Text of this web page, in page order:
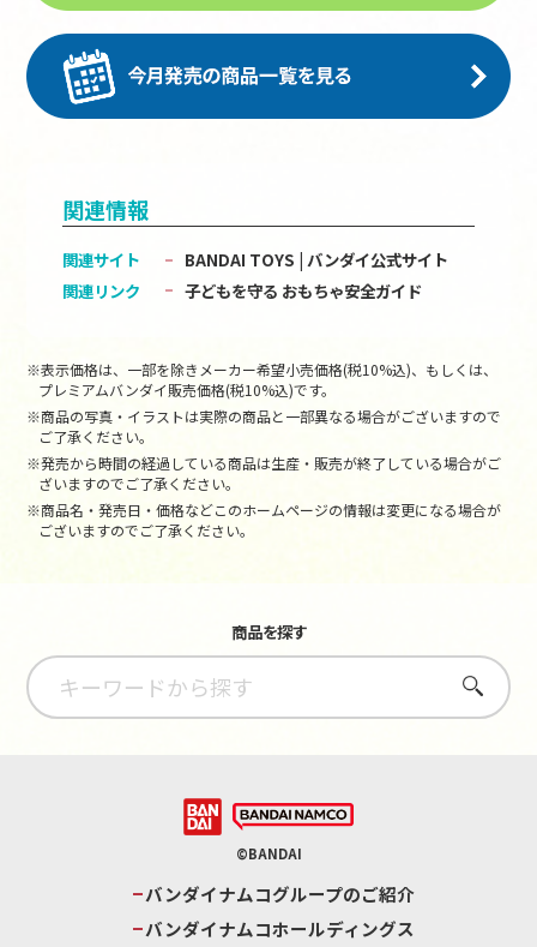
関連情報
関連サイト
BANDAI TOYS | バンダイ公式サイト
関連リンク
子どもを守る おもちゃ安全ガイド
※表示価格は、一部を除きメーカー希望小売価格(税10%込)、もしくは、
プレミアムバンダイ販売価格(税10%込)です。
※商品の写真・イラストは実際の商品と一部異なる場合がございますので
ご了承ください。
※発売から時間の経過している商品は生産・販売が終了している場合がご
ざいますのでご了承ください。
※商品名・発売日・価格などこのホームページの情報は変更になる場合が
ございますのでご了承ください。
商品を探す
さがす
©BANDAI
バンダイナムコグループのご紹介
バンダイナムコホールディングス